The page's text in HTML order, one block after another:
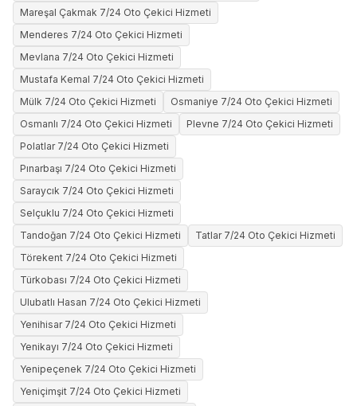
Mareşal Çakmak 7/24 Oto Çekici Hizmeti
Menderes 7/24 Oto Çekici Hizmeti
Mevlana 7/24 Oto Çekici Hizmeti
Mustafa Kemal 7/24 Oto Çekici Hizmeti
Mülk 7/24 Oto Çekici Hizmeti
Osmaniye 7/24 Oto Çekici Hizmeti
Osmanlı 7/24 Oto Çekici Hizmeti
Plevne 7/24 Oto Çekici Hizmeti
Polatlar 7/24 Oto Çekici Hizmeti
Pınarbaşı 7/24 Oto Çekici Hizmeti
Saraycık 7/24 Oto Çekici Hizmeti
Selçuklu 7/24 Oto Çekici Hizmeti
Tandoğan 7/24 Oto Çekici Hizmeti
Tatlar 7/24 Oto Çekici Hizmeti
Törekent 7/24 Oto Çekici Hizmeti
Türkobası 7/24 Oto Çekici Hizmeti
Ulubatlı Hasan 7/24 Oto Çekici Hizmeti
Yenihisar 7/24 Oto Çekici Hizmeti
Yenikayı 7/24 Oto Çekici Hizmeti
Yenipeçenek 7/24 Oto Çekici Hizmeti
Yeniçimşit 7/24 Oto Çekici Hizmeti